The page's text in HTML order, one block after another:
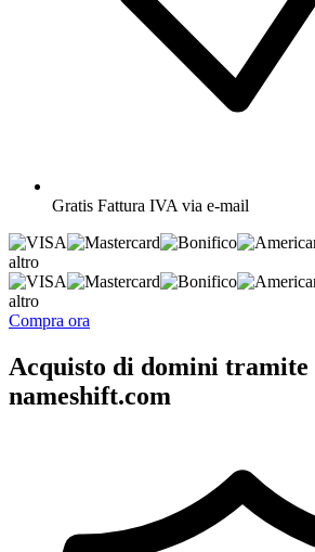
Gratis Fattura IVA via e-mail
altro
altro
Compra ora
Acquisto di domini tramite
nameshift.com